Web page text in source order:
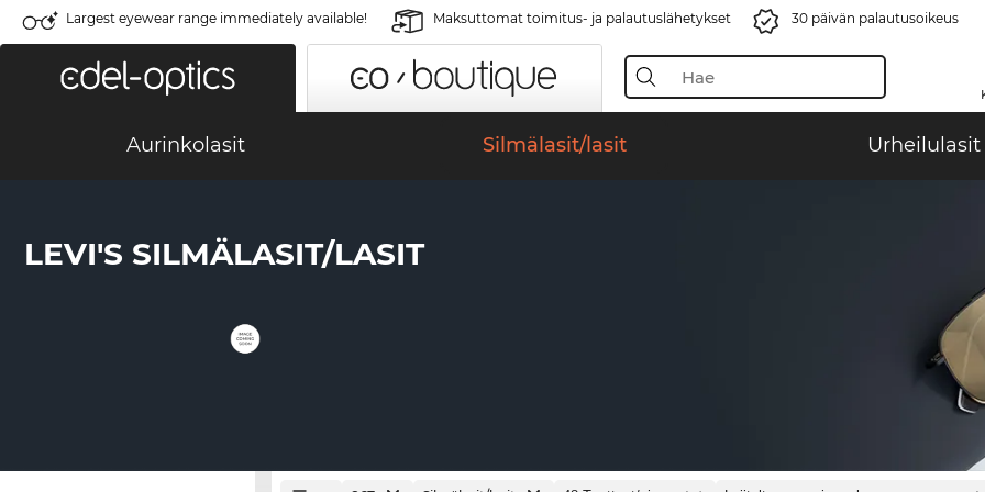
Largest eyewear range immediately available! Maksuttomat toimitus- ja palautuslähetykset 30 päivän palautusoikeus
Aurinkolasit Silmälasit/lasit Urheilulasit
LEVI'S SILMÄLASIT/LASIT